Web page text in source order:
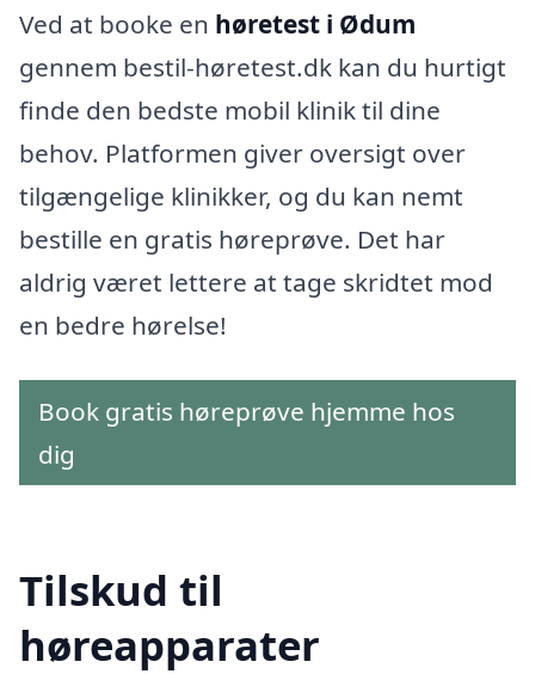
Ved at booke en høretest i Ødum
gennem bestil-høretest.dk kan du hurtigt
finde den bedste mobil klinik til dine
behov. Platformen giver oversigt over
tilgængelige klinikker, og du kan nemt
bestille en gratis høreprøve. Det har
aldrig været lettere at tage skridtet mod
en bedre hørelse!
Book gratis høreprøve hjemme hos
dig
Tilskud til
høreapparater